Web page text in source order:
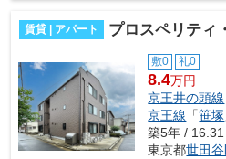
賃貸 | アパート プロスペリティ
敷0 礼0
8.4万円
京王井の頭線
京王線 「笹塚
築5年 / 16.31
東京都世田